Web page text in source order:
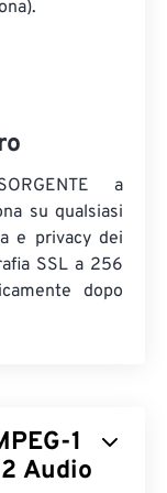
a
su qualsiasi
e privacy dei
SSL a 256
dopo
1
Audio